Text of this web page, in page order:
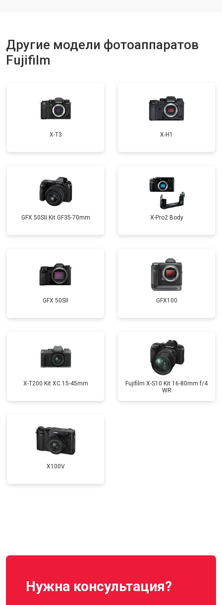
Другие модели фотоаппаратов
Fujifilm
X-T3 X-H1
GFX 50SII Kit GF35-70mm X-Pro2 Body
GFX 50SII GFX100
X-T200 Kit XC 15-45mm
Fujifilm X-S10 Kit 16-80mm f/4
WR
X100V
Нужна консультация?